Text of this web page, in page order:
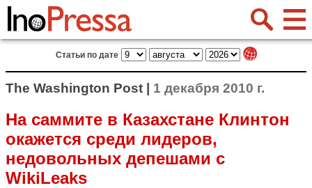
Статьи по дате
The Washington Post | 1 декабря 2010 г.
На саммите в Казахстане Клинтон
окажется среди лидеров,
недовольных депешами с
WikiLeaks